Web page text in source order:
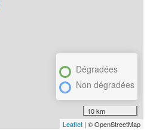
Dégradées
Non dégradées
10 km
Leaflet | © OpenStreetMap